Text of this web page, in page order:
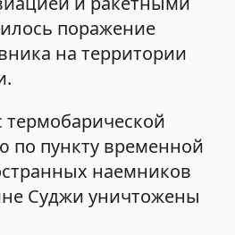
поражение
на территории
по пункту временной
наемников
Суджи уничтожены